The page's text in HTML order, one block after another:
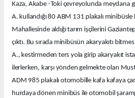
Kaza, Akabe -Toki çevreyolunda meydana
A. kullandığı 80 ABM 131 plakalı minibüsle
Mahallesinde aldığı tarım işçilerini
çıktı. Bu sırada minibüsün akaryakıtı
A., kestirmeden ters yola girip akaryakıt
ilerlerken, karşı yönden gelmekte olan
ADM 985 plakalı otomobille kafa kafaya
hurdaya dönen minibüs ile otomobil